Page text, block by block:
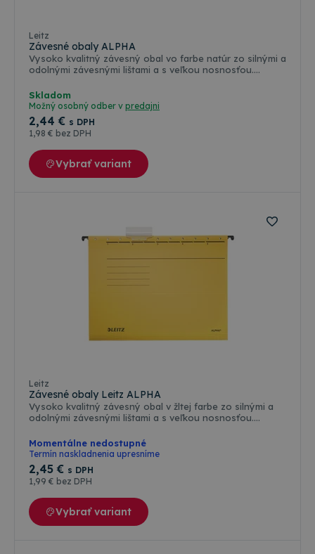
Leitz
Závesné obaly ALPHA
Vysoko kvalitný závesný obal vo farbe natúr zo silnými a
odolnými závesnými lištami a s veľkou nosnosťou.
závesného obalu sú otvorené, vhodné pre voľné
vkladané nedierovaných papierov formátu A4. Výrezy na
závesnej lište pre dodatočné upevnenie rýchloviazacej
spony (nie je súčasťou balenia). Súčasťou závesného
obalu je aj rozlišovač s vymeniteľným štítkom pre popis
obsahu. Vyrobené zo 100% recyklovaného kartónu.
Rozmery: 348 x 260 x 0 (mm)
Skladom
Možný osobný odber v predajni
2,44 € s DPH
1,98 € bez DPH
Vybrať variant
Leitz
Závesné obaly Leitz ALPHA
Vysoko kvalitný závesný obal v žltej farbe zo silnými a
odolnými závesnými lištami a s veľkou nosnosťou.
závesného obalu sú otvorené, vhodné pre voľné
vkladané nedierovaných papierov formátu A4. Výrezy na
závesnej lište pre dodatočné upevnenie rýchloviazacej
spony (nie je súčasťou balenia). Súčasťou závesného
obalu je aj rozlišovač s vymeniteľným štítkom pre popis
obsahu. Vyrobené zo 100% recyklovaného kartónu.
Rozmery: 348 x 260 x 0 (mm)
Momentálne nedostupné
Termín naskladnenia upresníme
2,45 € s DPH
1,99 € bez DPH
Vybrať variant